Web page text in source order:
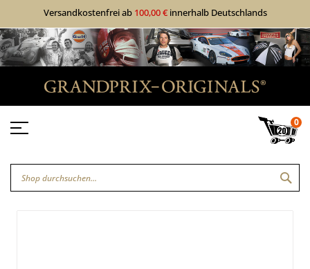
Versandkostenfrei ab 100,00 €innerhalb Deutschlands
0